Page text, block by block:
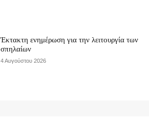
Έκτακτη ενημέρωση για την λειτουργία των
σπηλαίων
4 Αυγούστου 2026